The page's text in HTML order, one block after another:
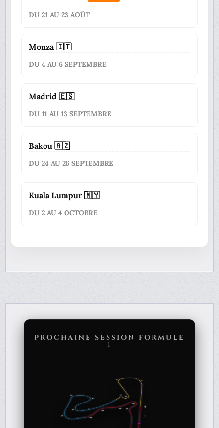
DU 21 AU 23 AOÛT
Monza 🇮🇹
DU 4 AU 6 SEPTEMBRE
Madrid 🇪🇸
DU 11 AU 13 SEPTEMBRE
Bakou 🇦🇿
DU 24 AU 26 SEPTEMBRE
Kuala Lumpur 🇲🇾
DU 2 AU 4 OCTOBRE
PROCHAINE SESSION FORMULE
1